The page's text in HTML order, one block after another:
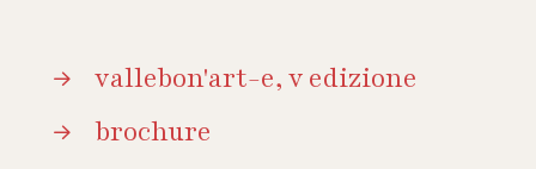
vallebon'art-e, v edizione
brochure